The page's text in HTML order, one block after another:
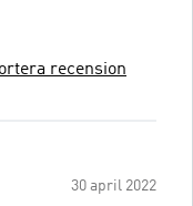
recension
30 april 2022